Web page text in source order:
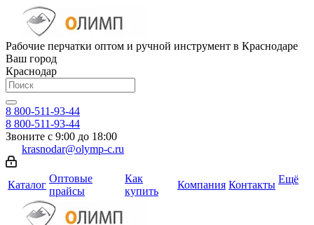
Рабочие перчатки оптом и ручной инструмент в Краснодаре
Ваш город
Краснодар
8 800-511-93-44
8 800-511-93-44
Звоните с 9:00 до 18:00
krasnodar@olymp-c.ru
Каталог
Оптовые
прайсы
Как
купить
Компания Контакты Ещё